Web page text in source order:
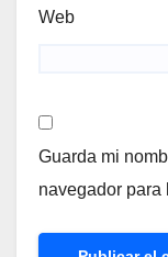
Web
Guarda mi
navegador para